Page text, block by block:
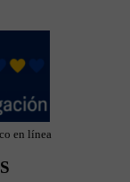
en línea